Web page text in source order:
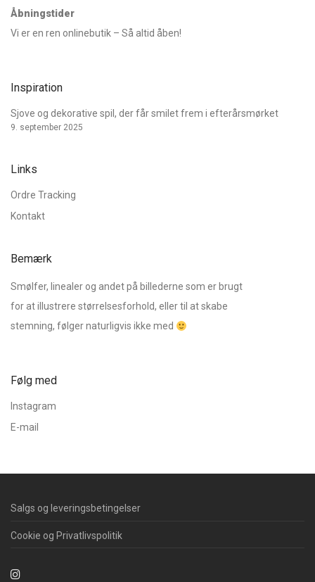
Åbningstider
Vi er en ren onlinebutik – Så altid åben!
Inspiration
Sjove og dekorative spil, der får smilet frem i efterårsmørket
9. september 2025
Links
Ordre Tracking
Kontakt
Bemærk
Smølfer, linealer og andet på billederne som er brugt
for at illustrere størrelsesforhold, eller til at skabe
stemning, følger naturligvis ikke med
Følg med
Instagram
E-mail
Salgs og leveringsbetingelser
Cookie og Privatlivspolitik